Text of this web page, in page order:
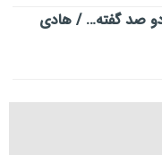
صد گفته… / هادی